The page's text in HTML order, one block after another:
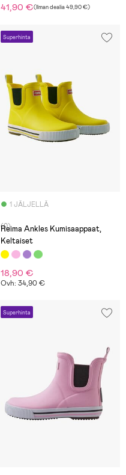
41,90 €(Ilman dealia49,90 €)
Superhinta
1 JÄLJELLÄ
(0)
Reima Ankles Kumisaappaat,
Keltaiset
18,90 €
Ovh: 34,90 €
Superhinta